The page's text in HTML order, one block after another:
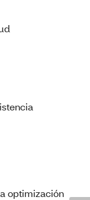
optimización